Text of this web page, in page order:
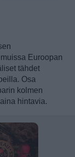
Euroopan
tähdet
Osa
kolmen
hintavia.